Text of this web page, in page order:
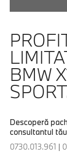
BMW
Descoperă
consultantul
0730.013.961 |